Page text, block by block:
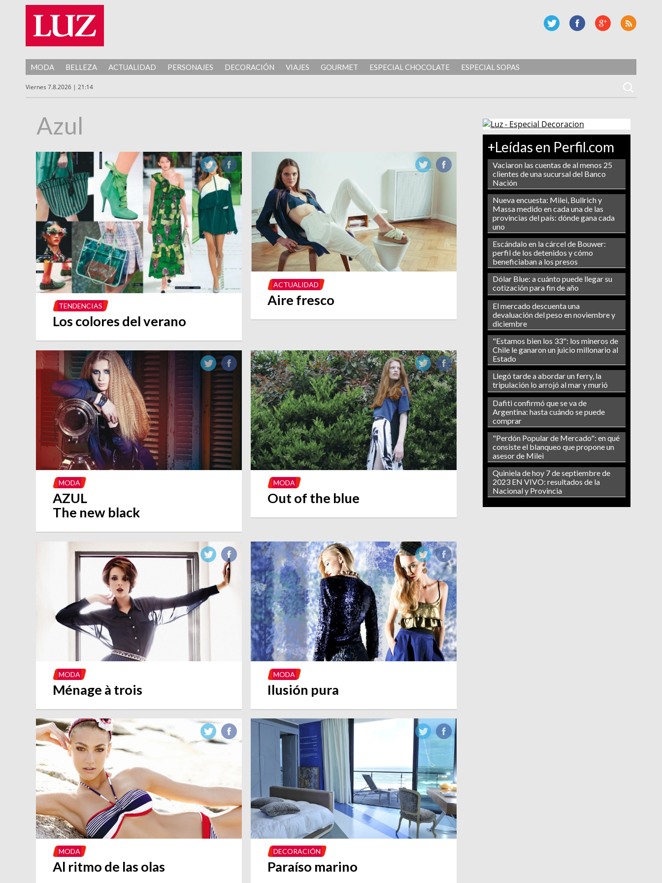
MODA BELLEZA ACTUALIDAD PERSONAJES DECORACIÓN VIAJES GOURMET ESPECIAL CHOCOLATE ESPECIAL SOPAS
Viernes 7.8.2026 | 21:14
+Leídas en Perfil.com
Vaciaron las cuentas de al menos 25
clientes de una sucursal del Banco
Nación
Nueva encuesta: Milei, Bullrich y
Massa medido en cada una de las
provincias del país: dónde gana cada
uno
Escándalo en la cárcel de Bouwer:
perfil de los detenidos y cómo
beneficiaban a los presos
Dólar Blue: a cuánto puede llegar su
cotización para fin de año
El mercado descuenta una
devaluación del peso en noviembre y
diciembre
"Estamos bien los 33": los mineros de
Chile le ganaron un juicio millonario al
Estado
Llegó tarde a abordar un ferry, la
tripulación lo arrojó al mar y murió
Dafiti confirmó que se va de
Argentina: hasta cuándo se puede
comprar
"Perdón Popular de Mercado": en qué
consiste el blanqueo que propone un
asesor de Milei
Quiniela de hoy 7 de septiembre de
2023 EN VIVO: resultados de la
Nacional y Provincia
Azul
TENDENCIAS
Los colores del verano
ACTUALIDAD
Aire fresco
MODA
AZUL
The new black
MODA
Out of the blue
MODA
Ménage à trois
MODA
Ilusión pura
MODA
Al ritmo de las olas
DECORACIÓN
Paraíso marino